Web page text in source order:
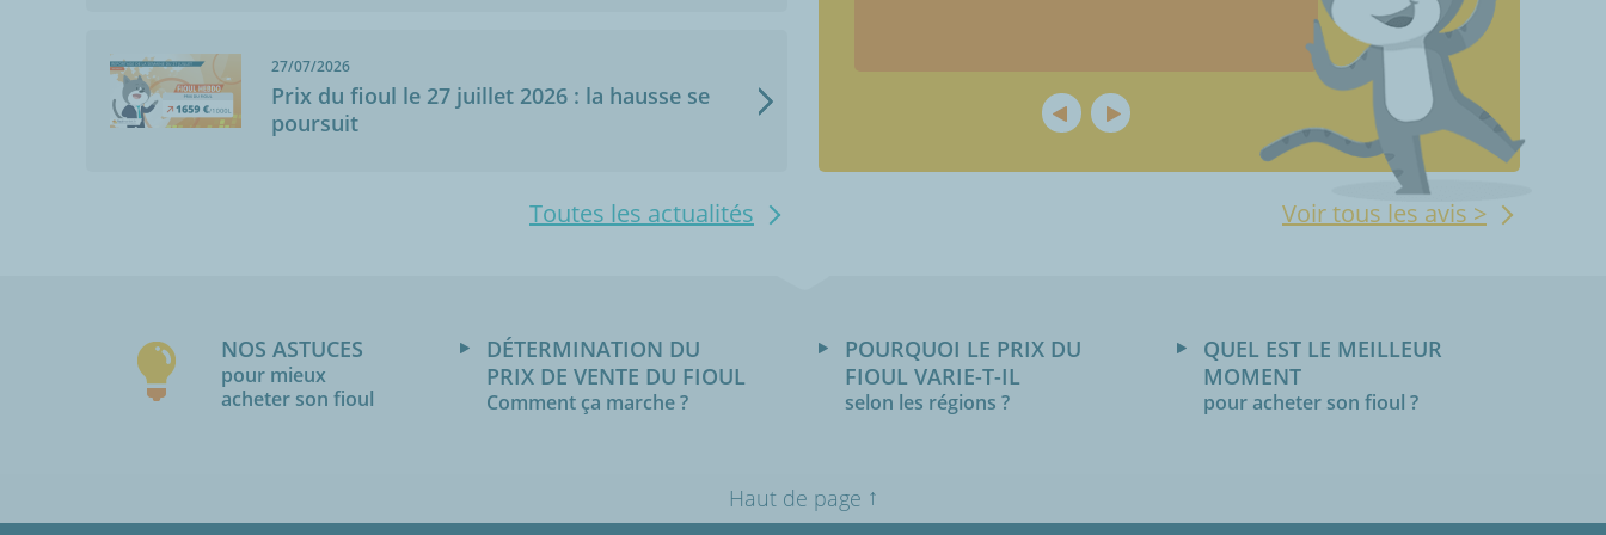
27/07/2026
Prix du fioul le 27 juillet 2026 : la hausse se
poursuit
Toutes les actualités Voir tous les avis >
NOS ASTUCES
pour mieux
acheter son fioul
DÉTERMINATION DU
PRIX DE VENTE DU FIOUL
Comment ça marche ?
POURQUOI LE PRIX DU
FIOUL VARIE-T-IL
selon les régions ?
QUEL EST LE MEILLEUR
MOMENT
pour acheter son fioul ?
Haut de page ↑